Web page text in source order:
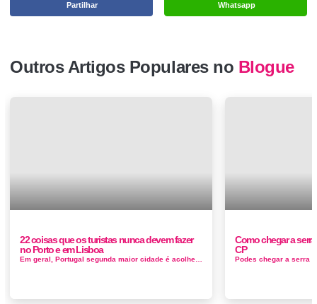
Whatsapp
Partilhar
Outros Artigos Populares no Blogue
22 coisas que os turistas nunca devem fazer
no Porto e em Lisboa
Como chegar a
CP